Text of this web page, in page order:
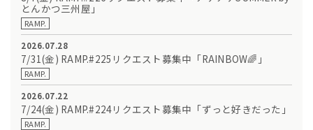
とんかつ三州屋」
RAMP.
2026.07.28
7/31(金) RAMP.#225リクエスト募集中「RAINBOW🌈」
RAMP.
2026.07.22
7/24(金) RAMP.#224リクエスト募集中「ずっと好きだった」
RAMP.